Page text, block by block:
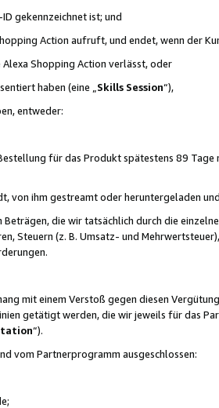
gekennzeichnet ist; und
Action aufruft, und endet, wenn der
Shopping Action verlässt, oder
haben (eine „ Skills Session“),
entweder:
für das Produkt spätestens 89 Tage
von ihm gestreamt oder heruntergeladen
Beträgen, die wir tatsächlich durch die
Steuern (z. B. Umsatz- und
mit einem Verstoß gegen diesen
getätigt werden, die wir jeweils für das
“).
vom Partnerprogramm ausgeschlossen: